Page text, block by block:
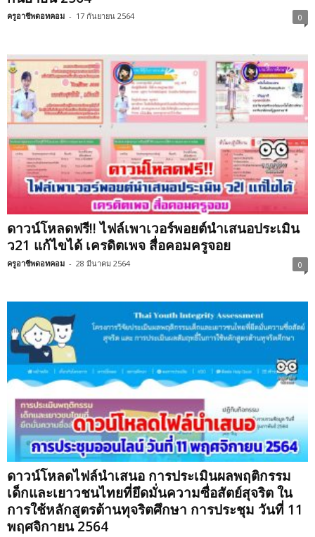
ครูอาชีพดอทคอม - 17 กันยายน 2564 0
ดาวน์โหลดฟรี!! ไฟล์เพาเวอร์พอยต์นำเสนอประเมิน
ว21 แก้ไขได้ เครดิตเพจ สื่อคอมครูจอย
ครูอาชีพดอทคอม - 28 มีนาคม 2564 0
ดาวน์โหลดไฟล์นำเสนอ การประเมินผลพฤติกรรม
เด็กและเยาวชนไทยที่ยึดมั่นความซื่อสัตย์สุจริต ใน
การใช้หลักสูตรต้านทุจริตศึกษา การประชุม วันที่ 11
พฤศจิกายน 2564